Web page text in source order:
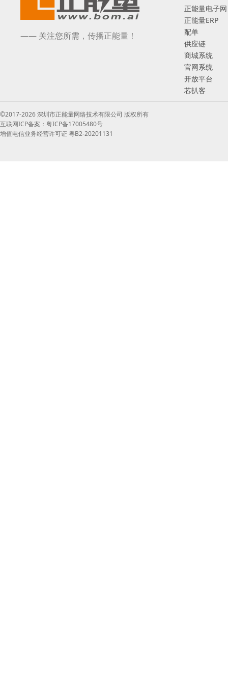
—— 关注您所需，传播正能量！
正能量电子网
正能量ERP
配单
供应链
商城系统
官网系统
开放平台
芯扒客
©2017-2026 深圳市正能量网络技术有限公司 版权所有
互联网ICP备案：粤ICP备17005480号
增值电信业务经营许可证 粤B2-20201131